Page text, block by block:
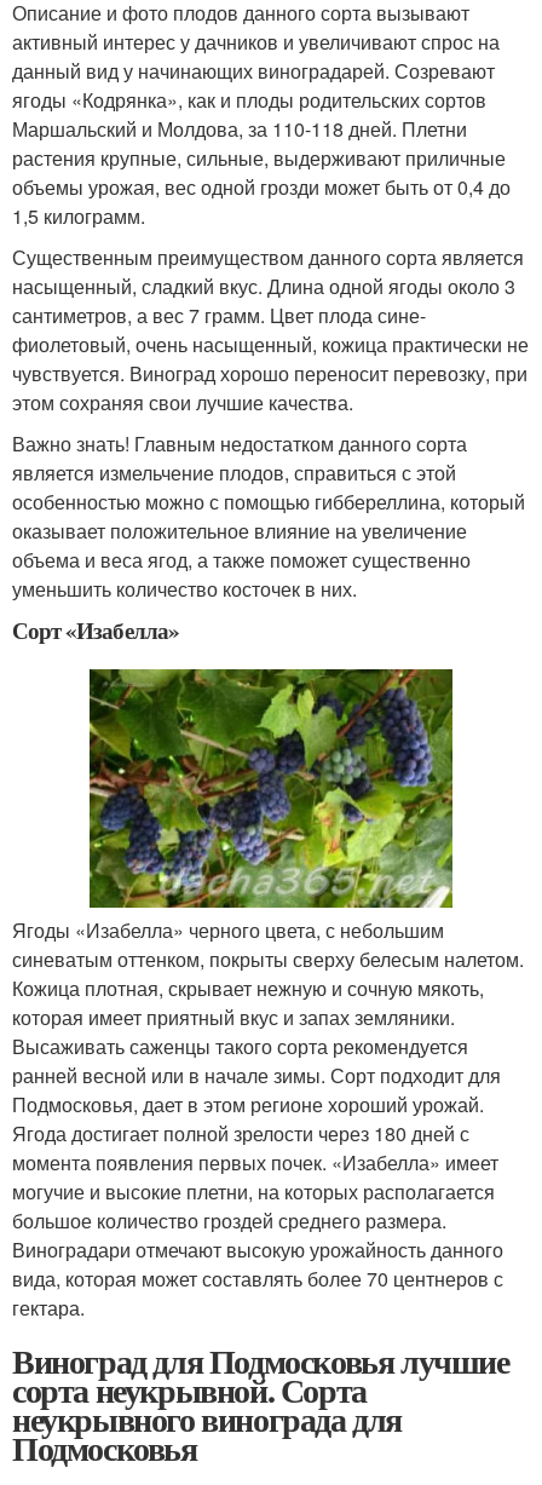
Описание и фото плодов данного сорта вызывают
активный интерес у дачников и увеличивают спрос на
данный вид у начинающих виноградарей. Созревают
ягоды «Кодрянка», как и плоды родительских сортов
Маршальский и Молдова, за 110-118 дней. Плетни
растения крупные, сильные, выдерживают приличные
объемы урожая, вес одной грозди может быть от 0,4 до
1,5 килограмм.
Существенным преимуществом данного сорта является
насыщенный, сладкий вкус. Длина одной ягоды около 3
сантиметров, а вес 7 грамм. Цвет плода сине-
фиолетовый, очень насыщенный, кожица практически не
чувствуется. Виноград хорошо переносит перевозку, при
этом сохраняя свои лучшие качества.
Важно знать! Главным недостатком данного сорта
является измельчение плодов, справиться с этой
особенностью можно с помощью гиббереллина, который
оказывает положительное влияние на увеличение
объема и веса ягод, а также поможет существенно
уменьшить количество косточек в них.
Сорт «Изабелла»
Ягоды «Изабелла» черного цвета, с небольшим
синеватым оттенком, покрыты сверху белесым налетом.
Кожица плотная, скрывает нежную и сочную мякоть,
которая имеет приятный вкус и запах земляники.
Высаживать саженцы такого сорта рекомендуется
ранней весной или в начале зимы. Сорт подходит для
Подмосковья, дает в этом регионе хороший урожай.
Ягода достигает полной зрелости через 180 дней с
момента появления первых почек. «Изабелла» имеет
могучие и высокие плетни, на которых располагается
большое количество гроздей среднего размера.
Виноградари отмечают высокую урожайность данного
вида, которая может составлять более 70 центнеров с
гектара.
Виноград для Подмосковья лучшие
сорта неукрывной. Сорта
неукрывного винограда для
Подмосковья